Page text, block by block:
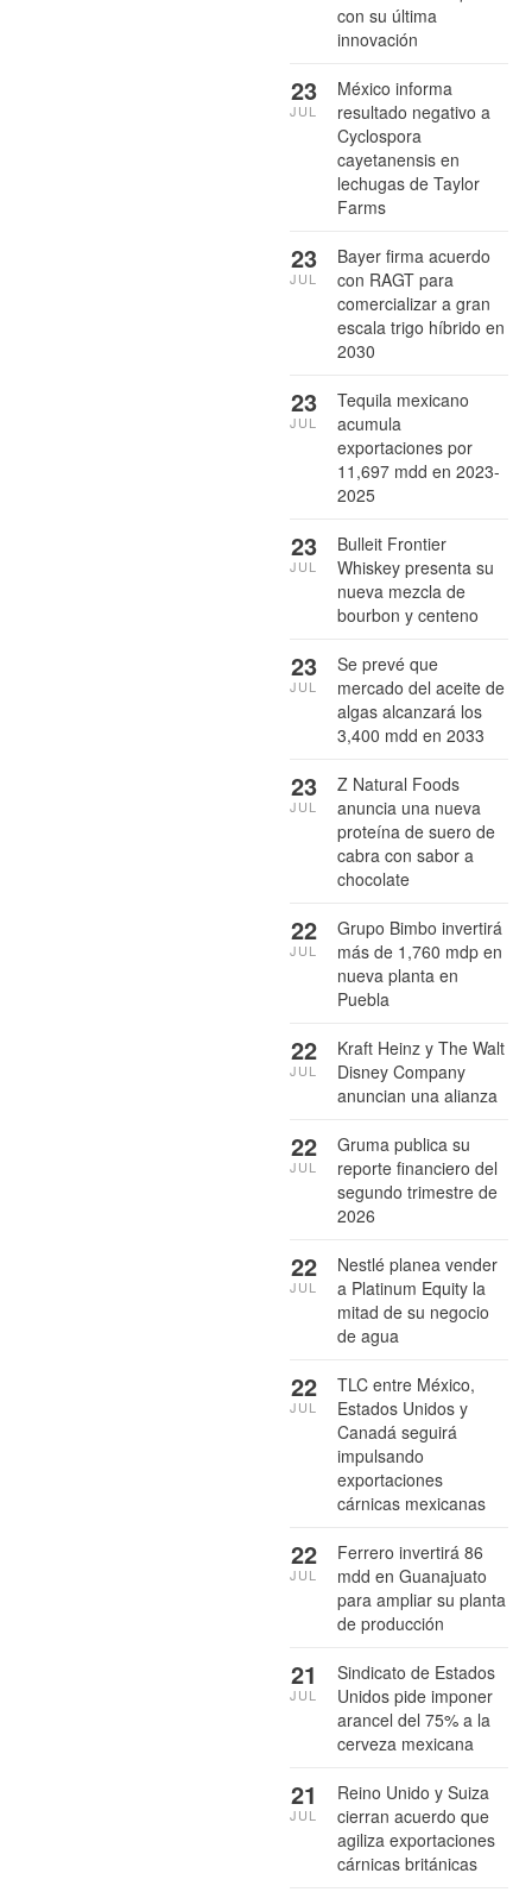
con su última
innovación
México informa
resultado negativo a
Cyclospora
cayetanensis en
lechugas de Taylor
Farms
23
JUL
Bayer firma acuerdo
con RAGT para
comercializar a gran
escala trigo híbrido en
2030
23
JUL
Tequila mexicano
acumula
exportaciones por
11,697 mdd en 2023-
2025
23
JUL
Bulleit Frontier
Whiskey presenta su
nueva mezcla de
bourbon y centeno
23
JUL
Se prevé que
mercado del aceite de
algas alcanzará los
3,400 mdd en 2033
23
JUL
Z Natural Foods
anuncia una nueva
proteína de suero de
cabra con sabor a
chocolate
23
JUL
Grupo Bimbo invertirá
más de 1,760 mdp en
nueva planta en
Puebla
22
JUL
Kraft Heinz y The Walt
Disney Company
anuncian una alianza
22
JUL
Gruma publica su
reporte financiero del
segundo trimestre de
2026
22
JUL
Nestlé planea vender
a Platinum Equity la
mitad de su negocio
de agua
22
JUL
TLC entre México,
Estados Unidos y
Canadá seguirá
impulsando
exportaciones
cárnicas mexicanas
22
JUL
Ferrero invertirá 86
mdd en Guanajuato
para ampliar su planta
de producción
22
JUL
Sindicato de Estados
Unidos pide imponer
arancel del 75% a la
cerveza mexicana
21
JUL
Reino Unido y Suiza
cierran acuerdo que
agiliza exportaciones
cárnicas británicas
21
JUL